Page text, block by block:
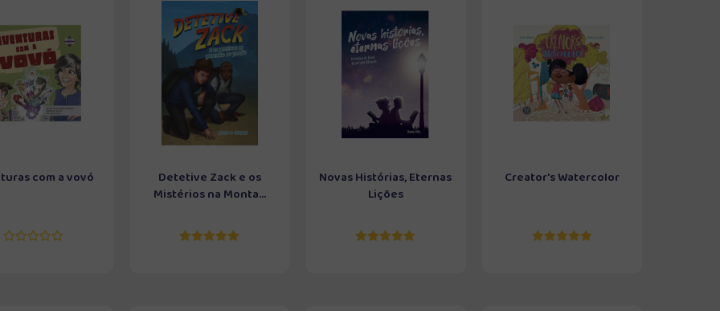
com a vovó
Detetive Zack e os
Mistérios na Monta...
Novas Histórias, Eternas
Lições
Creator's Watercolor